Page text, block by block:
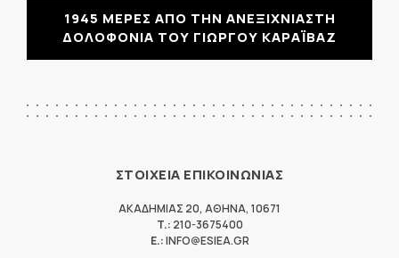
1945 ΜΕΡΕΣ ΑΠΟ ΤΗΝ ΑΝΕΞΙΧΝΙΑΣΤΗ
ΔΟΛΟΦΟΝΙΑ ΤΟΥ ΓΙΩΡΓΟΥ ΚΑΡΑΪΒΑΖ
ΣΤΟΙΧΕΙΑ ΕΠΙΚΟΙΝΩΝΙΑΣ
ΑΚΑΔΗΜΙΑΣ 20, ΑΘΗΝΑ, 10671
T.: 210-3675400
E.:INFO@ESIEA.GR